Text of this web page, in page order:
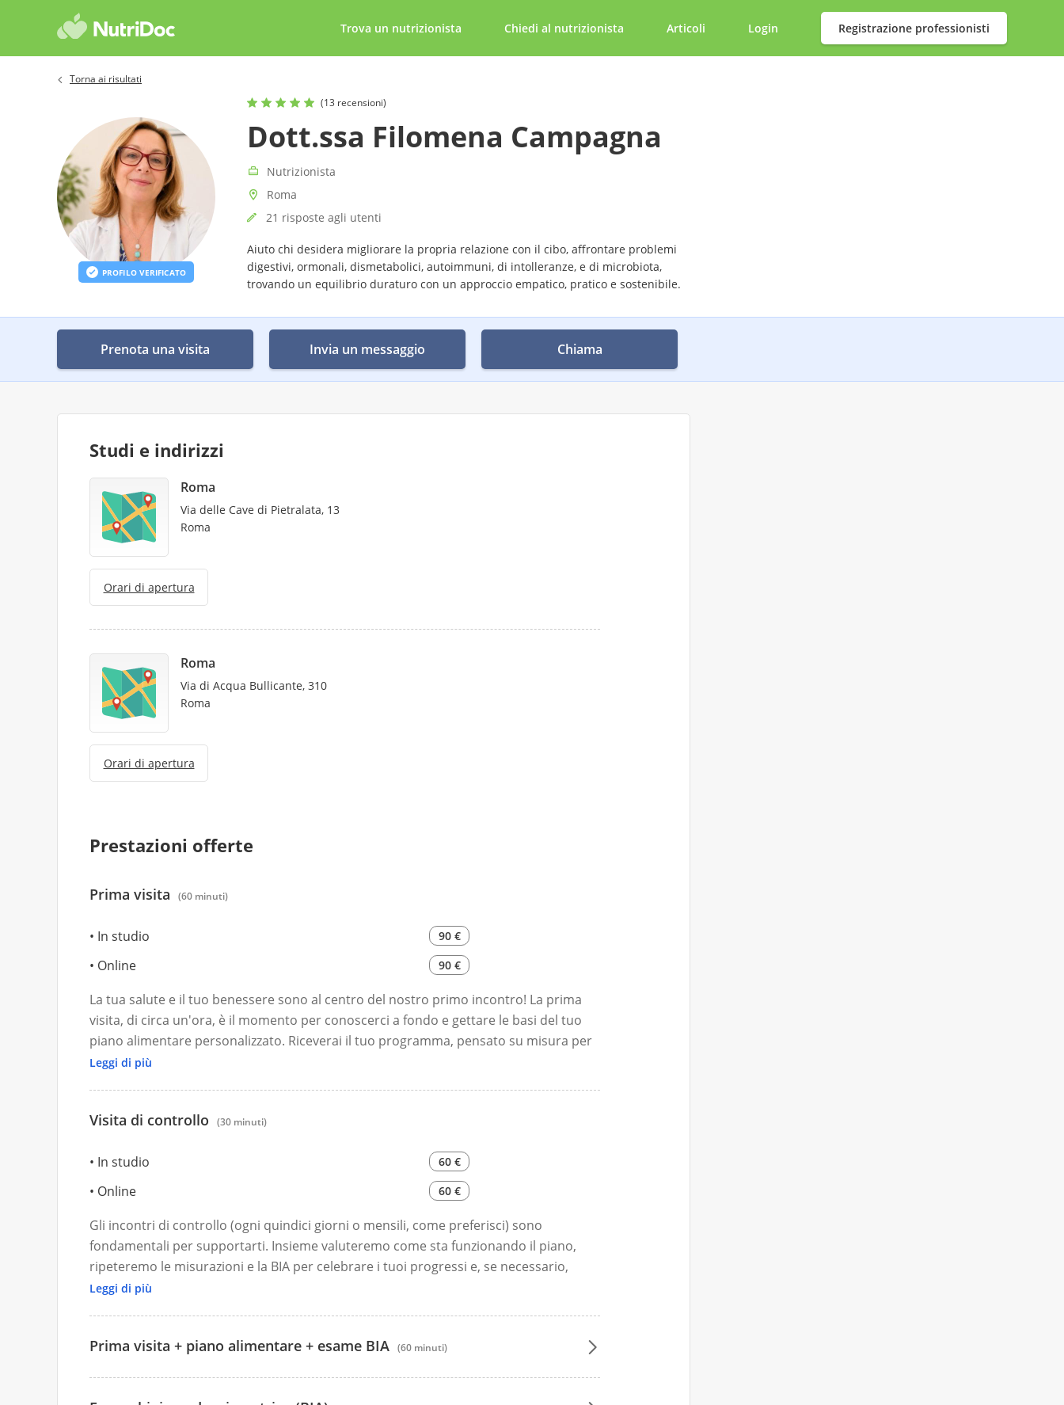
Trova un nutrizionista Chiedi al nutrizionista Articoli Login Registrazione professionisti
Torna ai risultati
PROFILO VERIFICATO
(13 recensioni)
Dott.ssa Filomena Campagna
Nutrizionista
Roma
21 risposte agli utenti
Aiuto chi desidera migliorare la propria relazione con il cibo, affrontare problemi
digestivi, ormonali, dismetabolici, autoimmuni, di intolleranze, e di microbiota,
trovando un equilibrio duraturo con un approccio empatico, pratico e sostenibile.
Prenota una visita Invia un messaggio Chiama
Studi e indirizzi
Roma
Via delle Cave di Pietralata, 13
Roma
Orari di apertura
Roma
Via di Acqua Bullicante, 310
Roma
Orari di apertura
Prestazioni offerte
Prima visita (60 minuti)
In studio 90 €
Online 90 €
La tua salute e il tuo benessere sono al centro del nostro primo incontro! La prima
visita, di circa un'ora, è il momento per conoscerci a fondo e gettare le basi del tuo
piano alimentare personalizzato. Riceverai il tuo programma, pensato su misura per
te, direttamente via email entro 48 ore
Leggi di più
Visita di controllo (30 minuti)
In studio 60 €
Online 60 €
Gli incontri di controllo (ogni quindici giorni o mensili, come preferisci) sono
fondamentali per supportarti. Insieme valuteremo come sta funzionando il piano,
ripeteremo le misurazioni e la BIA per celebrare i tuoi progressi e, se necessario,
affineremo il programma per assicurarti di raggiungere i tuoi obiettivi in modo
Leggi di più
Prima visita + piano alimentare + esame BIA (60 minuti)